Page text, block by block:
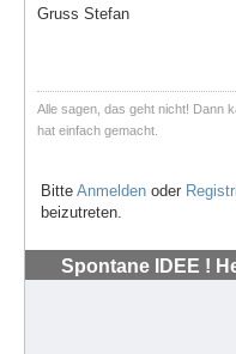
Gruss Stefan
Alle sagen, das geht nicht! Dann
hat einfach gemacht.
Bitte Anmelden oder
beizutreten.
Spontane IDEE !